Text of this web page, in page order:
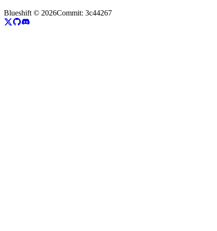
Blueshift © 2026Commit: 3c44267